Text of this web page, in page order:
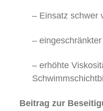
– Einsatz schwer
–
– erhöhte
Beitrag zur